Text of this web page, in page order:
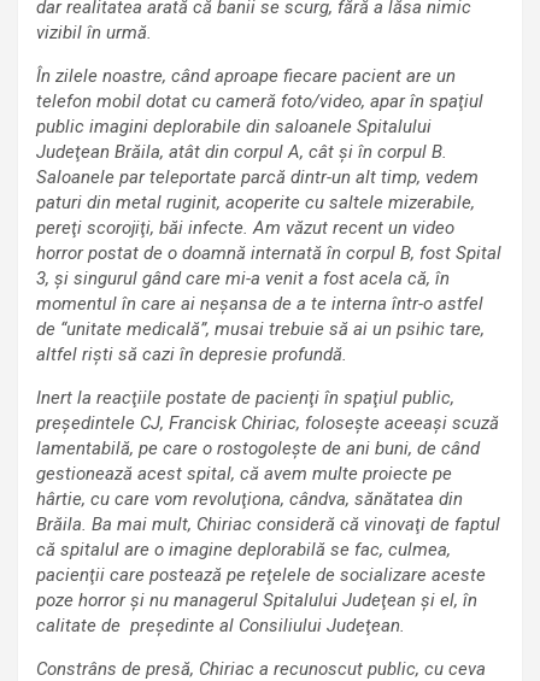
dar realitatea arată că banii se scurg, fără a lăsa nimic
vizibil în urmă.
În zilele noastre, când aproape fiecare pacient are un
telefon mobil dotat cu cameră foto/video, apar în spaţiul
public imagini deplorabile din saloanele Spitalului
Judeţean Brăila, atât din corpul A, cât şi în corpul B.
Saloanele par teleportate parcă dintr-un alt timp, vedem
paturi din metal ruginit, acoperite cu saltele mizerabile,
pereţi scorojiţi, băi infecte. Am văzut recent un video
horror postat de o doamnă internată în corpul B, fost Spital
3, şi singurul gând care mi-a venit a fost acela că, în
momentul în care ai neşansa de a te interna într-o astfel
de “unitate medicală”, musai trebuie să ai un psihic tare,
altfel rişti să cazi în depresie profundă.
Inert la reacţiile postate de pacienţi în spaţiul public,
preşedintele CJ, Francisk Chiriac, foloseşte aceeaşi scuză
lamentabilă, pe care o rostogoleşte de ani buni, de când
gestionează acest spital, că avem multe proiecte pe
hârtie, cu care vom revoluţiona, cândva, sănătatea din
Brăila. Ba mai mult, Chiriac consideră că vinovaţi de faptul
că spitalul are o imagine deplorabilă se fac, culmea,
pacienţii care postează pe reţelele de socializare aceste
poze horror şi nu managerul Spitalului Judeţean şi el, în
calitate de preşedinte al Consiliului Judeţean.
Constrâns de presă, Chiriac a recunoscut public, cu ceva